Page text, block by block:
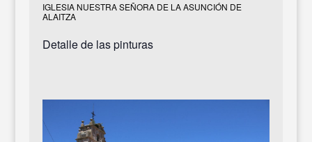
IGLESIA NUESTRA SEÑORA DE LA ASUNCIÓN DE
ALAITZA
Detalle de las pinturas